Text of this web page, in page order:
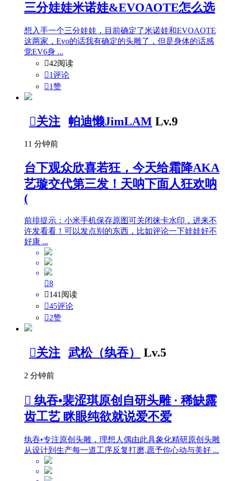
三分娃娃米诺娃&EVOAOTE怎么选
想入手一个三分娃娃，目前确定了米诺娃和EVOAOTE
这两家，Evo的话我有确定的头雕了，但是身体的话感
觉EV6身 ...
42阅读
1评论
1赞
关注 帕迪懒JimLAM Lv.9
11 分钟前
台下观众欣喜若狂，今天给霜降AKA
艺璇交代第三发！天呐下面人狂欢呐
(
前排提示：小米手机保存原图可关闭徕卡水印，进来不
许发看看！可以发点别的东西，比如评论一下娃娃好不
好康 ...
8
141阅读
45评论
2赞
关注 武松（纨吞） Lv.5
2 分钟前
 纨吞•裴涩琪原创自研头雕 · 稀缺露
齿工艺 眯眼纯欲就说爱不爱
纨吞•专注原创头雕，理想人偶由此具象化精研原创头雕
从设计到生产每一道工序反复打磨,愿予你心动与美好 ...